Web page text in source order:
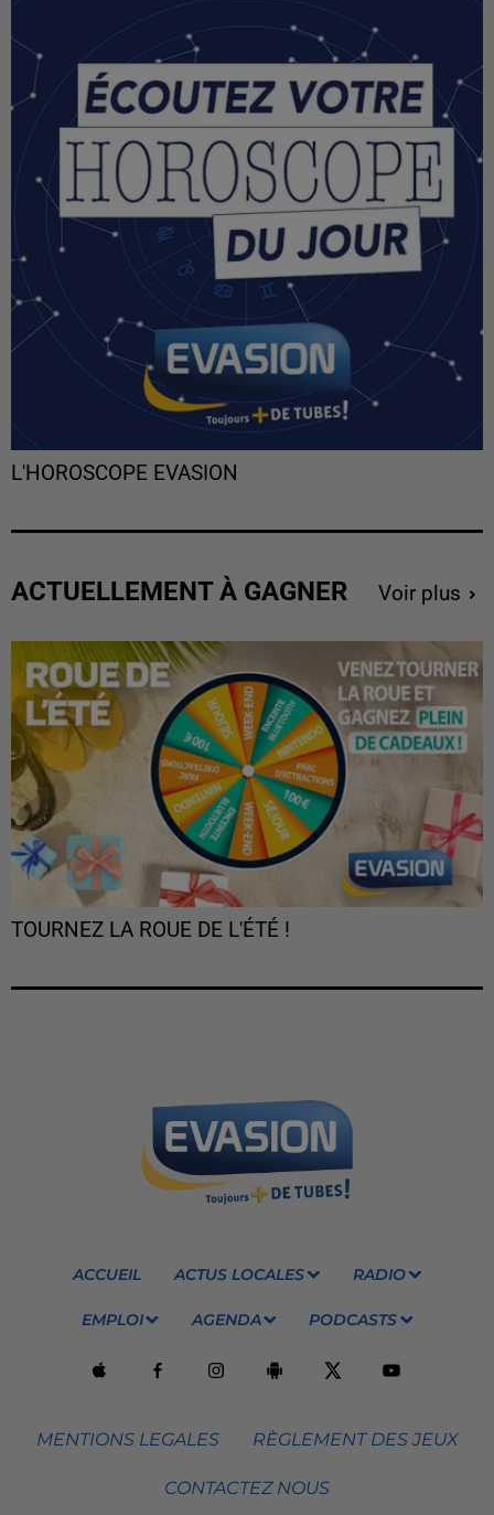
L'HOROSCOPE EVASION
ACTUELLEMENT À GAGNER Voir plus
TOURNEZ LA ROUE DE L'ÉTÉ !
ACCUEIL ACTUS LOCALES RADIO
EMPLOI AGENDA PODCASTS
MENTIONS LEGALES RÈGLEMENT DES JEUX
CONTACTEZ NOUS